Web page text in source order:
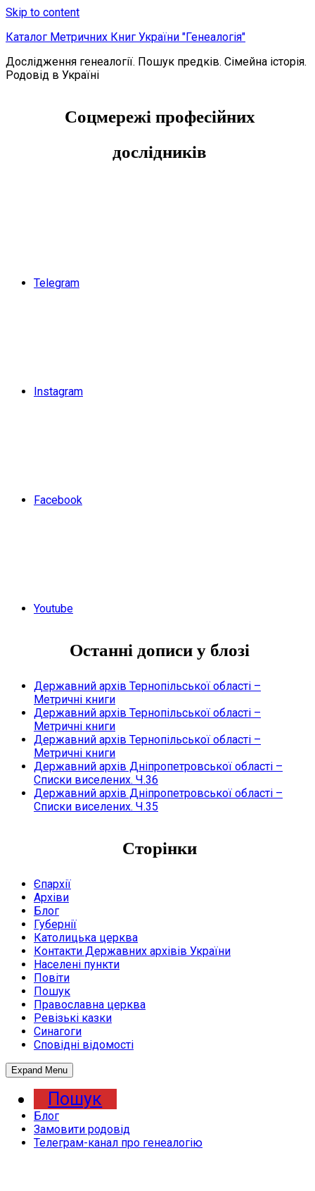
Skip to content
Каталог Метричних Книг України "Генеалогія"
Дослідження генеалогії. Пошук предків. Сімейна історія.
Родовід в Україні
Соцмережі професійних
дослідників
Telegram
Instagram
Facebook
Youtube
Останні дописи у блозі
Державний архів Тернопільської області –
Метричні книги
Державний архів Тернопільської області –
Метричні книги
Державний архів Тернопільської області –
Метричні книги
Державний архів Дніпропетровської області –
Списки виселених. Ч.36
Державний архів Дніпропетровської області –
Списки виселених. Ч.35
Сторінки
Єпархії
Архіви
Блог
Губернії
Католицька церква
Контакти Державних архівів України
Населені пункти
Повіти
Пошук
Православна церква
Ревізькі казки
Синагоги
Сповідні відомості
Expand Menu
Пошук
Блог
Замовити родовід
Телеграм-канал про генеалогію